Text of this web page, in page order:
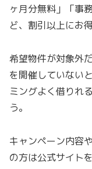
ヶ月分無料」「事
ど、割引以上にお
希望物件が対象外
を開催していない
ミングよく借りれ
う。
キャンペーン内容
の方は公式サイト